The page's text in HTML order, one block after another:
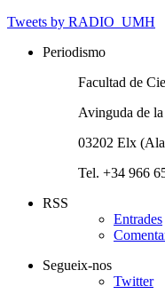
Tweets by RADIO_UMH
Periodismo
Facultad de
Avinguda de
03202 Elx
Tel. +34 966
RSS
Entrades
Segueix-nos
Twitter